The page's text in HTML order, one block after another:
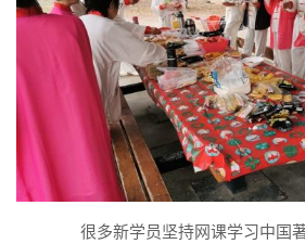
很多新学员坚持网课学习中国